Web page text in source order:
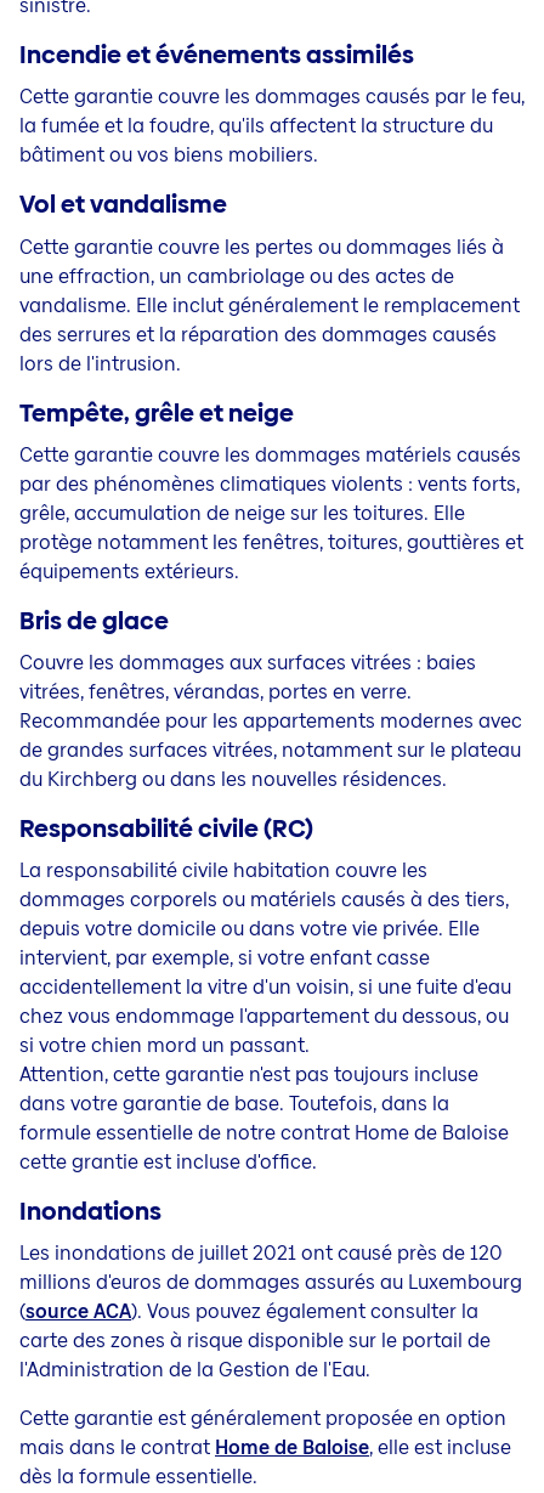
sinistre.
Incendie et événements assimilés
Cette garantie couvre les dommages causés par le feu,
la fumée et la foudre, qu'ils affectent la structure du
bâtiment ou vos biens mobiliers.
Vol et vandalisme
Cette garantie couvre les pertes ou dommages liés à
une effraction, un cambriolage ou des actes de
vandalisme. Elle inclut généralement le remplacement
des serrures et la réparation des dommages causés
lors de l'intrusion.
Tempête, grêle et neige
Cette garantie couvre les dommages matériels causés
par des phénomènes climatiques violents : vents forts,
grêle, accumulation de neige sur les toitures. Elle
protège notamment les fenêtres, toitures, gouttières et
équipements extérieurs.
Bris de glace
Couvre les dommages aux surfaces vitrées : baies
vitrées, fenêtres, vérandas, portes en verre.
Recommandée pour les appartements modernes avec
de grandes surfaces vitrées, notamment sur le plateau
du Kirchberg ou dans les nouvelles résidences.
Responsabilité civile (RC)
La responsabilité civile habitation couvre les
dommages corporels ou matériels causés à des tiers,
depuis votre domicile ou dans votre vie privée. Elle
intervient, par exemple, si votre enfant casse
accidentellement la vitre d'un voisin, si une fuite d'eau
chez vous endommage l'appartement du dessous, ou
si votre chien mord un passant.
Attention, cette garantie n'est pas toujours incluse
dans votre garantie de base. Toutefois, dans la
formule essentielle de notre contrat Home de Baloise
cette grantie est incluse d'office.
Inondations
Les inondations de juillet 2021 ont causé près de 120
millions d'euros de dommages assurés au Luxembourg
(source ACA). Vous pouvez également consulter la
carte des zones à risque disponible sur le portail de
l'Administration de la Gestion de l'Eau.
Cette garantie est généralement proposée en option
mais dans le contrat Home de Baloise, elle est incluse
dès la formule essentielle.